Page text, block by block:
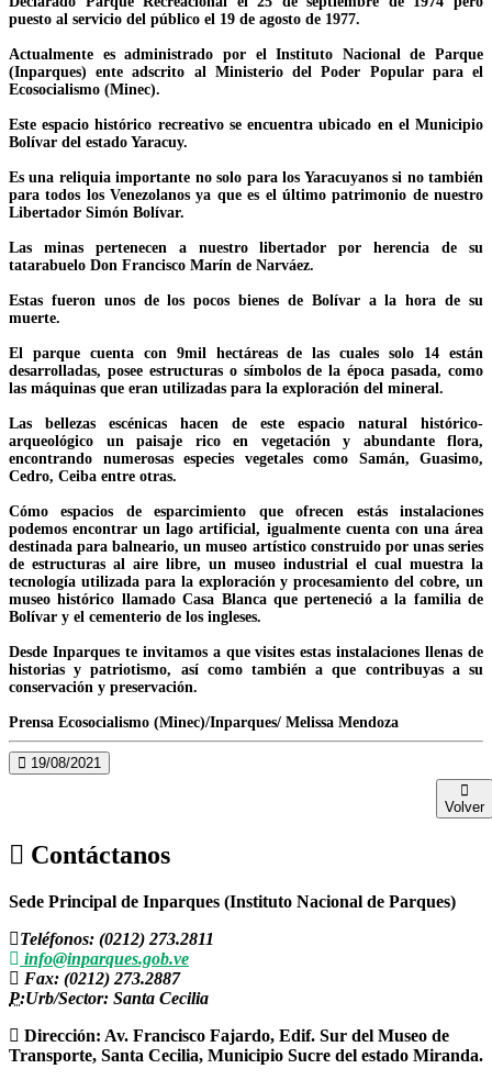
puesto al servicio del público el 19 de agosto de 1977.
Actualmente es administrado por el Instituto Nacional de Parque
(Inparques) ente adscrito al Ministerio del Poder Popular para el
Ecosocialismo (Minec).
Este espacio histórico recreativo se encuentra ubicado en el Municipio
Bolívar del estado Yaracuy.
Es una reliquia importante no solo para los Yaracuyanos si no también
para todos los Venezolanos ya que es el último patrimonio de nuestro
Libertador Simón Bolívar.
Las minas pertenecen a nuestro libertador por herencia de su
tatarabuelo Don Francisco Marín de Narváez.
Estas fueron unos de los pocos bienes de Bolívar a la hora de su
muerte.
El parque cuenta con 9mil hectáreas de las cuales solo 14 están
desarrolladas, posee estructuras o símbolos de la época pasada, como
las máquinas que eran utilizadas para la exploración del mineral.
Las bellezas escénicas hacen de este espacio natural histórico-
arqueológico un paisaje rico en vegetación y abundante flora,
encontrando numerosas especies vegetales como Samán, Guasimo,
Cedro, Ceiba entre otras.
Cómo espacios de esparcimiento que ofrecen estás instalaciones
podemos encontrar un lago artificial, igualmente cuenta con una área
destinada para balneario, un museo artístico construido por unas series
de estructuras al aire libre, un museo industrial el cual muestra la
tecnología utilizada para la exploración y procesamiento del cobre, un
museo histórico llamado Casa Blanca que perteneció a la familia de
Bolívar y el cementerio de los ingleses.
Desde Inparques te invitamos a que visites estas instalaciones llenas de
historias y patriotismo, así como también a que contribuyas a su
conservación y preservación.
Prensa Ecosocialismo (Minec)/Inparques/ Melissa Mendoza
19/08/2021
Volver
Contáctanos
Sede Principal de Inparques (Instituto Nacional de Parques)
Teléfonos: (0212) 273.2811
info@inparques.gob.ve
Fax: (0212) 273.2887
P:Urb/Sector: Santa Cecilia
Dirección: Av. Francisco Fajardo, Edif. Sur del Museo de
Transporte, Santa Cecilia, Municipio Sucre del estado Miranda.